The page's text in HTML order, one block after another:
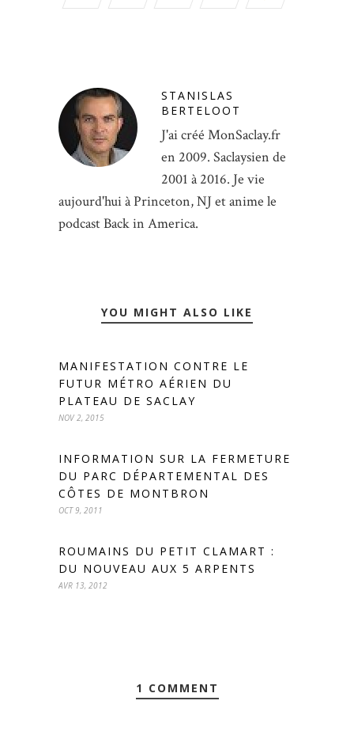
STANISLAS
BERTELOOT
J'ai créé MonSaclay.fr
en 2009. Saclaysien de
2001 à 2016. Je vie
aujourd'hui à Princeton, NJ et anime le
podcast Back in America.
YOU MIGHT ALSO LIKE
MANIFESTATION CONTRE LE
FUTUR MÉTRO AÉRIEN DU
PLATEAU DE SACLAY
NOV 2, 2015
INFORMATION SUR LA FERMETURE
DU PARC DÉPARTEMENTAL DES
CÔTES DE MONTBRON
OCT 9, 2011
ROUMAINS DU PETIT CLAMART :
DU NOUVEAU AUX 5 ARPENTS
AVR 13, 2012
1 COMMENT